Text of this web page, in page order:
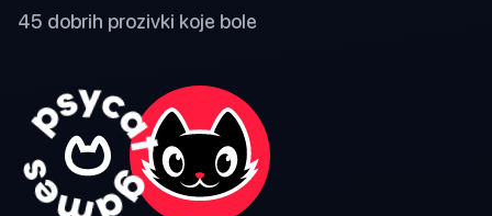
45 dobrih prozivki koje bole